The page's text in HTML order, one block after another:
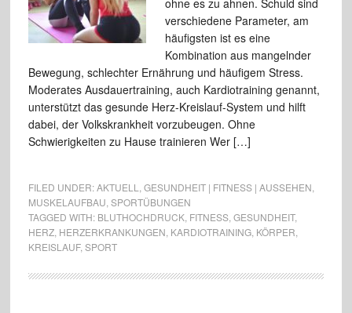
ohne es zu ahnen. Schuld sind
verschiedene Parameter, am
häufigsten ist es eine
Kombination aus mangelnder
Bewegung, schlechter Ernährung und häufigem Stress.
Moderates Ausdauertraining, auch Kardiotraining genannt,
unterstützt das gesunde Herz-Kreislauf-System und hilft
dabei, der Volkskrankheit vorzubeugen. Ohne
Schwierigkeiten zu Hause trainieren Wer […]
FILED UNDER:AKTUELL GESUNDHEIT | FITNESS | AUSSEHEN
MUSKELAUFBAU SPORTÜBUNGEN
TAGGED WITH: BLUTHOCHDRUCK, FITNESS, GESUNDHEIT,
HERZ, HERZERKRANKUNGEN KARDIOTRAINING, KÖRPER
KREISLAUF, SPORT